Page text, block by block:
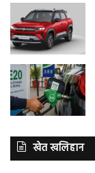
खेत खलिहान